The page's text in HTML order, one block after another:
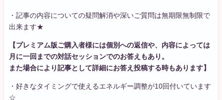
・記事の内容についての疑問解消や深いご質問は無期限無制限で
出来ます★
【プレミアム版ご購入者様には個別への返信や、内容によっては
月に一回までの対話セッションでのお答えもあり。
また場合により記事として詳細にお答え投稿する時もあります】
・好きなタイミングで使えるエネルギー調整が10回付いています
☆